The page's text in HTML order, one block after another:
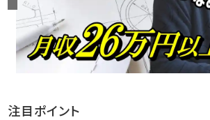
注目ポイント